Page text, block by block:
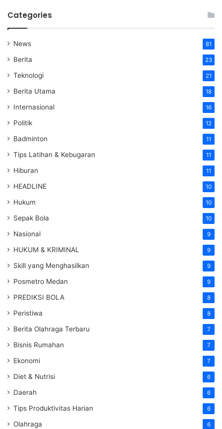
Categories
News 81
Berita 23
Teknologi 21
Berita Utama 18
Internasional 16
Politik 12
Badminton 11
Tips Latihan & Kebugaran 11
Hiburan 11
HEADLINE 10
Hukum 10
Sepak Bola 10
Nasional 9
HUKUM & KRIMINAL 9
Skill yang Menghasilkan 9
Posmetro Medan 9
PREDIKSI BOLA 8
Peristiwa 8
Berita Olahraga Terbaru 7
Bisnis Rumahan 7
Ekonomi 7
Diet & Nutrisi 6
Daerah 6
Tips Produktivitas Harian 6
Olahraga 6